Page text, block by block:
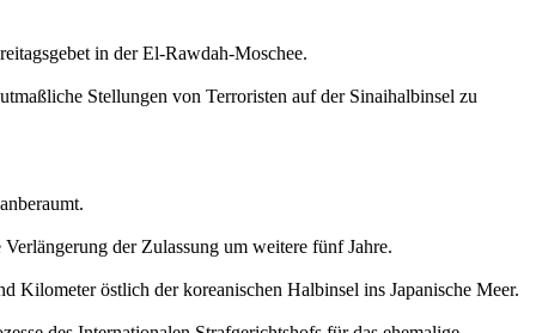
in der El-Rawdah-Moschee.
Stellungen von Terroristen auf der Sinaihalbinsel zu
der Zulassung um weitere fünf Jahre.
Kilometer östlich der koreanischen Halbinsel ins Japanische Meer.